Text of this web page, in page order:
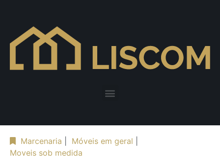
Marcenaria Móveis em geral
Moveis sob medida